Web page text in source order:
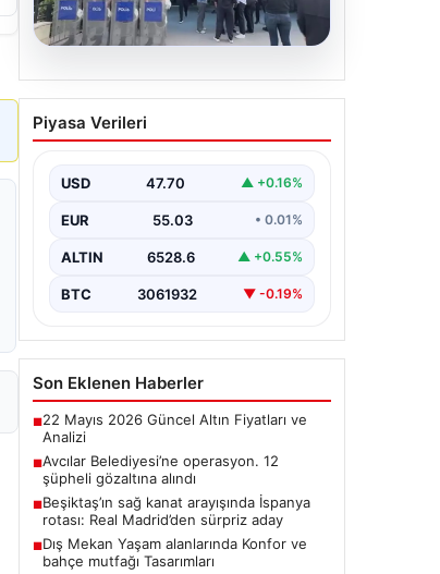
Avcılar Belediyesi’ne
operasyon. 12 şüpheli
Piyasa Verileri
USD 47.70 ▲ +0.16%
EUR 55.03 • 0.01%
ALTIN 6528.6 ▲ +0.55%
BTC 3061932 ▼ -0.19%
Son Eklenen Haberler
■22 Mayıs 2026 Güncel Altın Fiyatları ve
Analizi
■Avcılar Belediyesi’ne operasyon. 12
şüpheli gözaltına alındı
■Beşiktaş’ın sağ kanat arayışında İspanya
rotası: Real Madrid’den sürpriz aday
■Dış Mekan Yaşam alanlarında Konfor ve
bahçe mutfağı Tasarımları